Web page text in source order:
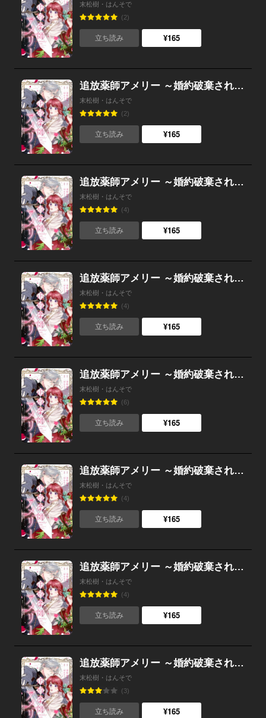
末松樹・はんそで
(2)
立ち読み ¥165
追放薬師アメリー ～婚約破棄されたら、ウワサの残虐王子と溺愛ルートに入りました！？～ 【連載版】 （7）
末松樹・はんそで
(2)
立ち読み ¥165
追放薬師アメリー ～婚約破棄されたら、ウワサの残虐王子と溺愛ルートに入りました！？～ 【連載版】 （6）
末松樹・はんそで
(4)
立ち読み ¥165
追放薬師アメリー ～婚約破棄されたら、ウワサの残虐王子と溺愛ルートに入りました！？～ 【連載版】 （5）
末松樹・はんそで
(4)
立ち読み ¥165
追放薬師アメリー ～婚約破棄されたら、ウワサの残虐王子と溺愛ルートに入りました！？～ 【連載版】 （4）
末松樹・はんそで
(6)
立ち読み ¥165
追放薬師アメリー ～婚約破棄されたら、ウワサの残虐王子と溺愛ルートに入りました！？～ 【連載版】 （3）
末松樹・はんそで
(4)
立ち読み ¥165
追放薬師アメリー ～婚約破棄されたら、ウワサの残虐王子と溺愛ルートに入りました！？～ 【連載版】 （2）
末松樹・はんそで
(4)
立ち読み ¥165
追放薬師アメリー ～婚約破棄されたら、ウワサの残虐王子と溺愛ルートに入りました！？～ 【連載版】 （1）
末松樹・はんそで
(3)
立ち読み ¥165